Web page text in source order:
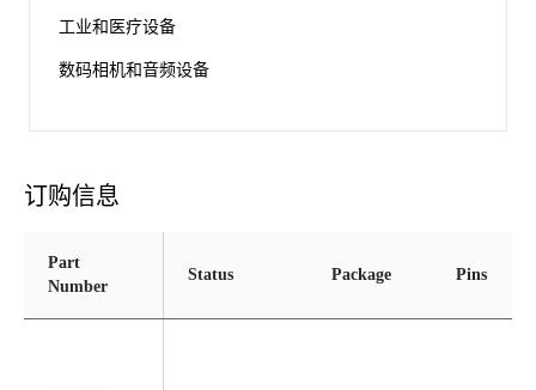
工业和医疗设备
数码相机和音频设备
订购信息
Part
Number
Status Package Pins